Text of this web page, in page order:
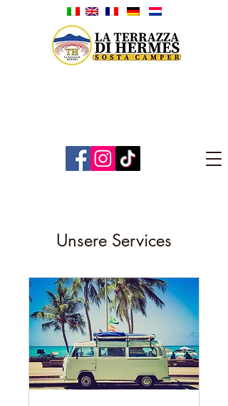
Unsere Services